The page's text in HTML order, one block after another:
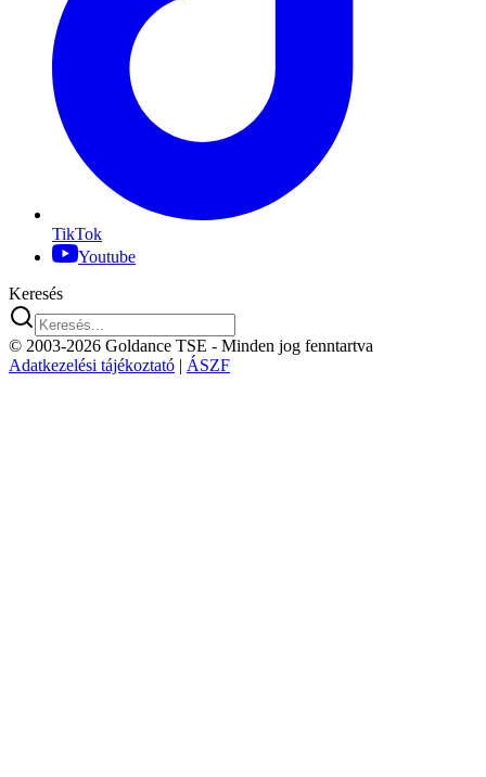
TikTok
Youtube
Keresés
© 2003-2026 Goldance TSE - Minden jog fenntartva
Adatkezelési tájékoztató | ÁSZF